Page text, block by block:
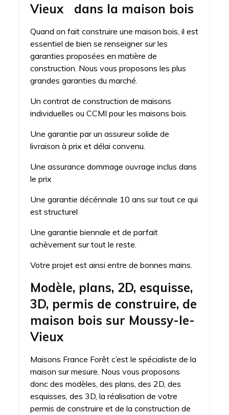
Vieux dans la maison bois
Quand on fait construire une maison bois, il est
essentiel de bien se renseigner sur les
garanties proposées en matière de
construction. Nous vous proposons les plus
grandes garanties du marché.
Un contrat de construction de maisons
individuelles ou CCMI pour les maisons bois.
Une garantie par un assureur solide de
livraison à prix et délai convenu.
Une assurance dommage ouvrage inclus dans
le prix
Une garantie décénnale 10 ans sur tout ce qui
est structurel
Une garantie biennale et de parfait
achèvement sur tout le reste.
Votre projet est ainsi entre de bonnes mains.
Modèle, plans, 2D, esquisse,
3D, permis de construire, de
maison bois sur Moussy-le-
Vieux
Maisons France Forêt c’est le spécialiste de la
maison sur mesure. Nous vous proposons
donc des modèles, des plans, des 2D, des
esquisses, des 3D, la réalisation de votre
permis de construire et de la construction de